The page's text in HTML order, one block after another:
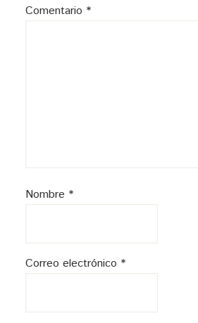
Comentario *
Nombre *
Correo electrónico *